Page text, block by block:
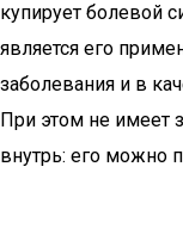
купирует болевой
является его
заболевания и в
При этом не имеет
внутрь: его можно